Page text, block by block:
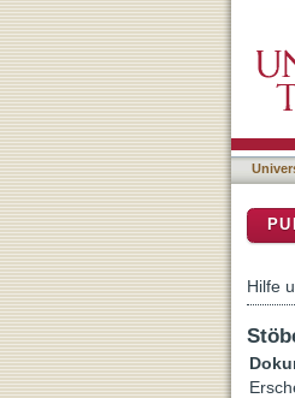
Hilfe